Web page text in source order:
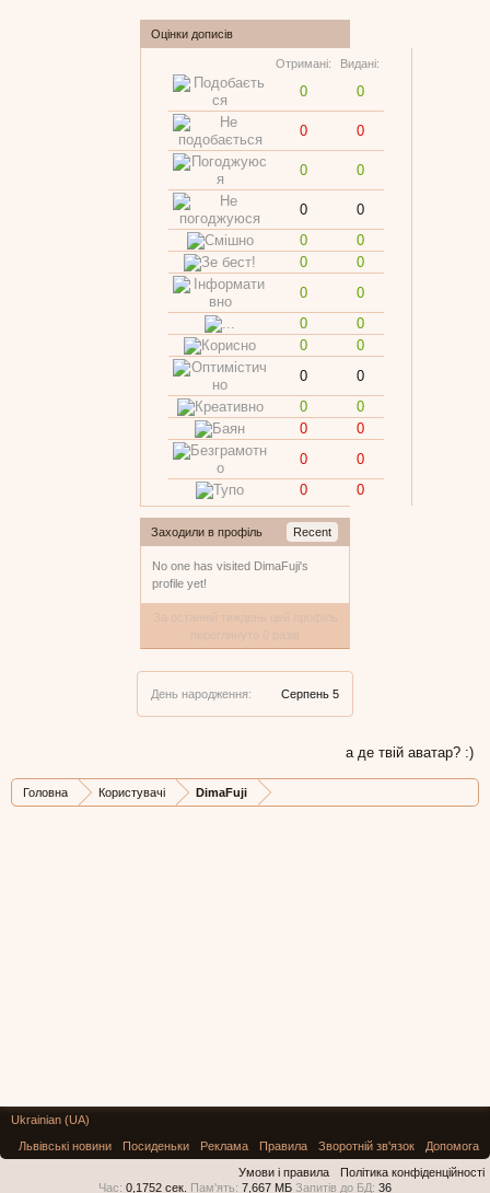
Оцінки дописів
Отримані: Видані:
0 0
0 0
0 0
0
0
0
0
0
0
0
0
0
0
0
0
0
0
0
0
0
0
0
0
0
0
Заходили в профіль Recent
No one has visited DimaFuji's
profile yet!
День народження: Серпень 5
а де твій аватар? :)
Головна Користувачі DimaFuji
Ukrainian (UA)
Львівські новини
Посиденьки Реклама Правила Зворотній зв'язок
Допомога
Умови і правила
Політика конфіденційності
Час: 0,1752 сек. Пам'ять: 7,667 МБ Запитів до БД: 36